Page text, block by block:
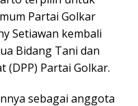
Partai Golkar
Setiawan kembali
Bidang Tani dan
(DPP) Partai Golkar.
sebagai anggota